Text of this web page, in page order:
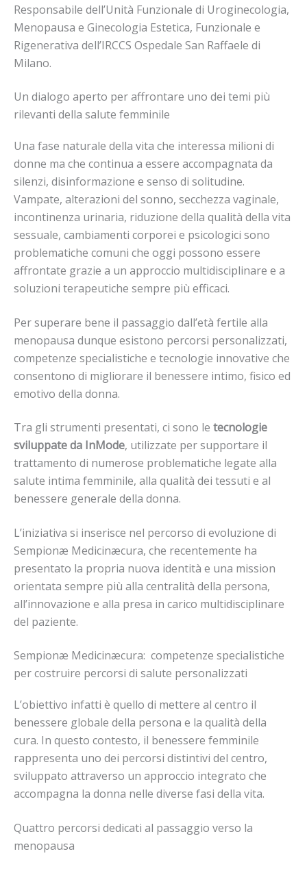
Responsabile dell’Unità Funzionale di Uroginecologia,
Menopausa e Ginecologia Estetica, Funzionale e
Rigenerativa dell’IRCCS Ospedale San Raffaele di
Milano.
Un dialogo aperto per affrontare uno dei temi più
rilevanti della salute femminile
Una fase naturale della vita che interessa milioni di
donne ma che continua a essere accompagnata da
silenzi, disinformazione e senso di solitudine.
Vampate, alterazioni del sonno, secchezza vaginale,
incontinenza urinaria, riduzione della qualità della vita
sessuale, cambiamenti corporei e psicologici sono
problematiche comuni che oggi possono essere
affrontate grazie a un approccio multidisciplinare e a
soluzioni terapeutiche sempre più efficaci.
Per superare bene il passaggio dall’età fertile alla
menopausa dunque esistono percorsi personalizzati,
competenze specialistiche e tecnologie innovative che
consentono di migliorare il benessere intimo, fisico ed
emotivo della donna.
Tra gli strumenti presentati, ci sono le tecnologie
sviluppate da InMode, utilizzate per supportare il
trattamento di numerose problematiche legate alla
salute intima femminile, alla qualità dei tessuti e al
benessere generale della donna.
L’iniziativa si inserisce nel percorso di evoluzione di
Sempionæ Medicinæcura, che recentemente ha
presentato la propria nuova identità e una mission
orientata sempre più alla centralità della persona,
all’innovazione e alla presa in carico multidisciplinare
del paziente.
Sempionæ Medicinæcura: competenze specialistiche
per costruire percorsi di salute personalizzati
L’obiettivo infatti è quello di mettere al centro il
benessere globale della persona e la qualità della
cura. In questo contesto, il benessere femminile
rappresenta uno dei percorsi distintivi del centro,
sviluppato attraverso un approccio integrato che
accompagna la donna nelle diverse fasi della vita.
Quattro percorsi dedicati al passaggio verso la
menopausa